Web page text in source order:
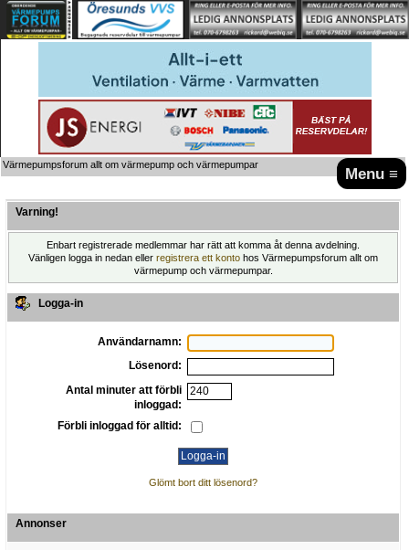
Menu ≡
Värmepumpsforum allt om värmepump och värmepumpar
Varning!
Enbart registrerade medlemmar har rätt att komma åt denna avdelning.
Vänligen logga in nedan eller registrera ett konto hos Värmepumpsforum allt om
värmepump och värmepumpar.
Logga-in
Användarnamn:
Lösenord:
Antal minuter att förbli
inloggad:
Förbli inloggad för alltid:
Glömt bort ditt lösenord?
Annonser